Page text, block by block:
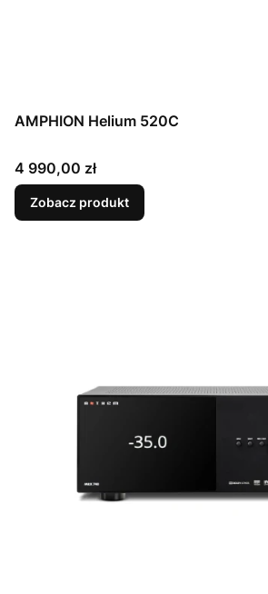
AMPHION Helium 520C
Cena
4 990,00 zł
Zobacz produkt